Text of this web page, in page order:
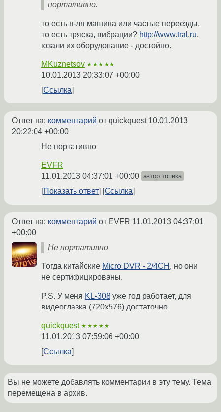
портативно.
то есть я-ля машина или частые переезды,
то есть тряска, вибрации? http://www.tral.ru,
юзали их оборудование - достойно.
MKuznetsov ★★★★★
10.01.2013 20:33:07 +00:00
Ссылка
Ответ на: комментарий от quickquest 10.01.2013
20:22:04 +00:00
Не портативно
EVFR
11.01.2013 04:37:01 +00:00 автор топика
Показать ответ Ссылка
Ответ на: комментарий от EVFR 11.01.2013 04:37:01
+00:00
Не портативно
Тогда китайские Micro DVR - 2/4CH , но они
не сертифицированы.
P.S. У меня KL-308 уже год работает, для
видеоглазка (720х576) достаточно.
quickquest ★★★★★
11.01.2013 07:59:06 +00:00
Ссылка
Вы не можете добавлять комментарии в эту тему. Тема
перемещена в архив.